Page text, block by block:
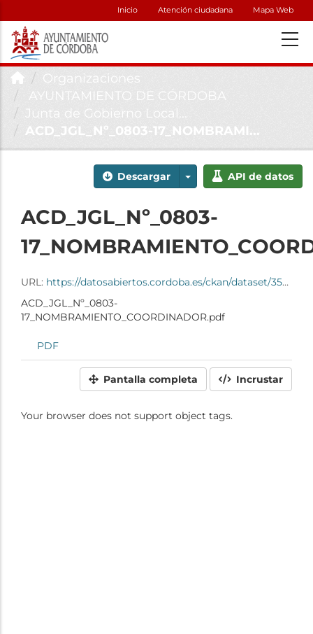
Inicio Atención ciudadana Mapa Web
Organizaciones
AYUNTAMIENTO DE CÓRDOBA
Junta de Gobierno Local...
ACD_JGL_Nº_0803-17_NOMBRAMI...
Descargar API de datos
ACD_JGL_Nº_0803-
URL: https://datosabiertos.cordoba.es/ckan/dataset/35898d55-75a5-4b58-932d-f521618a43d4/resource/57f052a7-1bdf-4104-9926-25de248887d1/download/acd_jgl_n_0803-17_nombramiento_coordinador.pdf
ACD_JGL_Nº_0803-
17_NOMBRAMIENTO_COORDINADOR.pdf
PDF
Pantalla completa Incrustar
Your browser does not support object tags.